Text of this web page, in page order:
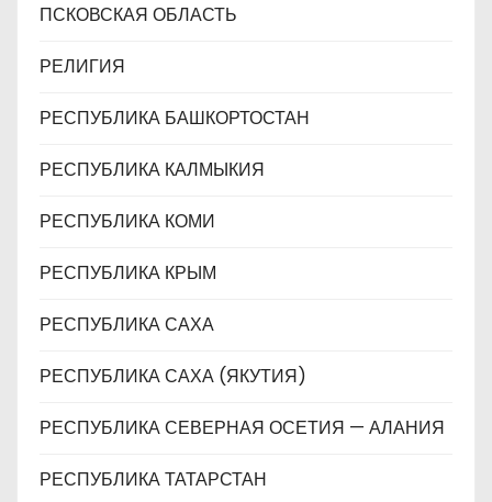
ПСКОВСКАЯ ОБЛАСТЬ
РЕЛИГИЯ
РЕСПУБЛИКА БАШКОРТОСТАН
РЕСПУБЛИКА КАЛМЫКИЯ
РЕСПУБЛИКА КОМИ
РЕСПУБЛИКА КРЫМ
РЕСПУБЛИКА САХА
РЕСПУБЛИКА САХА (ЯКУТИЯ)
РЕСПУБЛИКА СЕВЕРНАЯ ОСЕТИЯ — АЛАНИЯ
РЕСПУБЛИКА ТАТАРСТАН